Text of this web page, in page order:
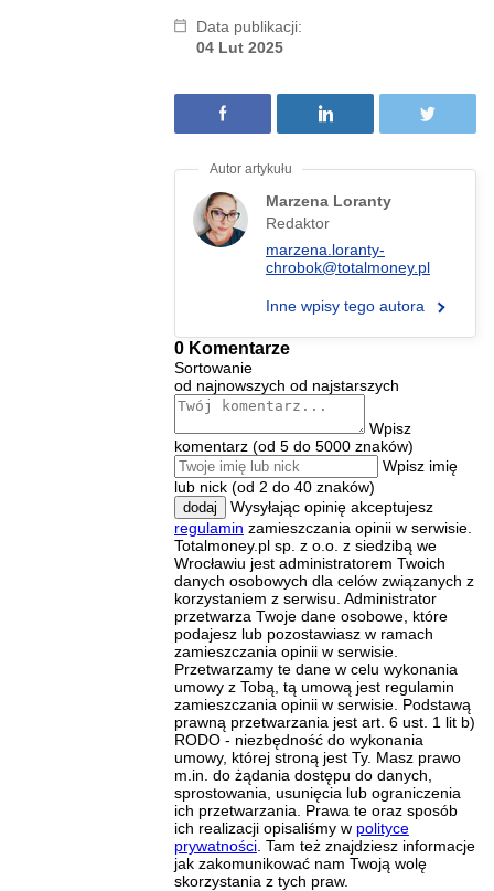
Data publikacji:
04 Lut 2025
Marzena Loranty
Redaktor
marzena.loranty-
chrobok@totalmoney.pl
Inne wpisy tego autora
0 Komentarze
Sortowanie
od najnowszych od najstarszych
Wpisz
komentarz (od 5 do 5000 znaków)
Wpisz imię
lub nick (od 2 do 40 znaków)
dodaj
Wysyłając opinię akceptujesz
regulamin zamieszczania opinii w serwisie.
Totalmoney.pl sp. z o.o. z siedzibą we
Wrocławiu jest administratorem Twoich
danych osobowych dla celów związanych z
korzystaniem z serwisu. Administrator
przetwarza Twoje dane osobowe, które
podajesz lub pozostawiasz w ramach
zamieszczania opinii w serwisie.
Przetwarzamy te dane w celu wykonania
umowy z Tobą, tą umową jest regulamin
zamieszczania opinii w serwisie. Podstawą
prawną przetwarzania jest art. 6 ust. 1 lit b)
RODO - niezbędność do wykonania
umowy, której stroną jest Ty. Masz prawo
m.in. do żądania dostępu do danych,
sprostowania, usunięcia lub ograniczenia
ich przetwarzania. Prawa te oraz sposób
ich realizacji opisaliśmy w polityce
prywatności . Tam też znajdziesz informacje
jak zakomunikować nam Twoją wolę
skorzystania z tych praw.